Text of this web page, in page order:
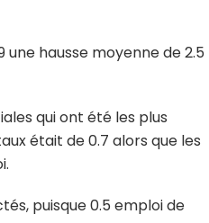
hausse moyenne de 2.5
qui ont été les plus
était de 0.7 alors que les
puisque 0.5 emploi de